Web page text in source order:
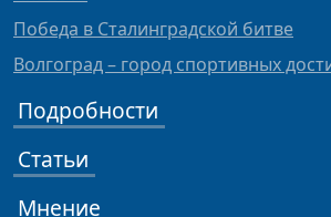
Победа в Сталинградской битве
Волгоград – город спортивных
Подробности
Статьи
Мнение